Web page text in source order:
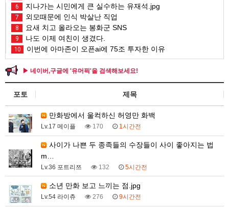
6 지나가는 시민에게 큰 실수하는 유재석.jpg
7 외모때문에 인식 박살난 직업
8 요새 치고 올라오는 봉화군 SNS
9 나도 이제 여친이 생겼다.
10 이번에 아마존이 오픈ai에 75조 투자한 이유
▶ 네이버,구글에 '유머픽'을 검색해보세요!
포토 제목
만화방에서 울컥하신 허영만 화백
Lv.17 메이플 170 1시간전
m…
Lv.36 포트리쯔 132 5시간전
소년 만화 보고 느끼는 점.jpg
Lv.54 라이츄 276 9시간전